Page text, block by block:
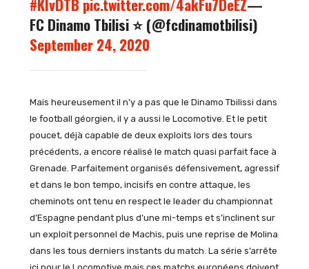
#KÍvDTB pic.twitter.com/4akFu7DeEZ—
FC Dinamo Tbilisi ⭐️ (@fcdinamotbilisi)
September 24, 2020
Mais heureusement il n’y a pas que le Dinamo Tbilissi dans
le football géorgien, il y a aussi le Locomotive. Et le petit
poucet, déjà capable de deux exploits lors des tours
précédents, a encore réalisé le match quasi parfait face à
Grenade. Parfaitement organisés défensivement, agressif
et dans le bon tempo, incisifs en contre attaque, les
cheminots ont tenu en respect le leader du championnat
d’Espagne pendant plus d’une mi-temps et s’inclinent sur
un exploit personnel de Machis, puis une reprise de Molina
dans les tous derniers instants du match. La série s’arrête